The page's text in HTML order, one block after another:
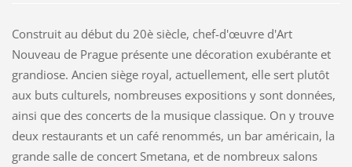
Construit au début du 20è siècle, chef-d'œuvre d'Art
Nouveau de Prague présente une décoration exubérante et
grandiose. Ancien siège royal, actuellement, elle sert plutôt
aux buts culturels, nombreuses expositions y sont données,
ainsi que des concerts de la musique classique. On y trouve
deux restaurants et un café renommés, un bar américain, la
grande salle de concert Smetana, et de nombreux salons